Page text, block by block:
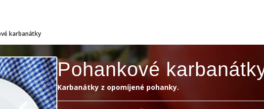
karbanátky
Pohankové
Karbanátky z opomíjené pohanky.